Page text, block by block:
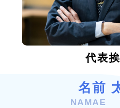
販売商
会社概
お役立ち
関係機
代表
名前
NAMAE